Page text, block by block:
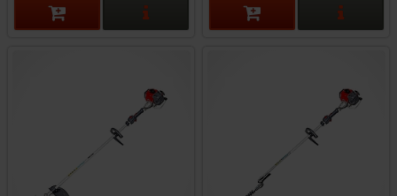
פרטים נוספים פרטים נוספים